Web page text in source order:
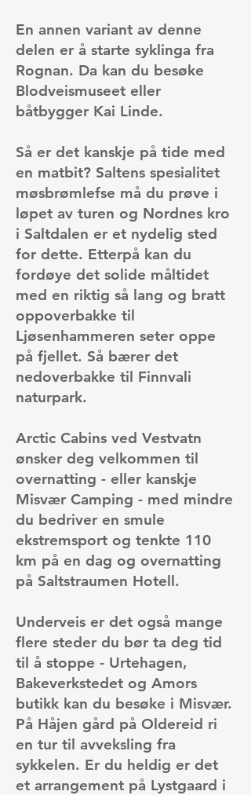
En annen variant av denne
delen er å starte syklinga fra
Rognan. Da kan du besøke
Blodveismuseet eller
båtbygger Kai Linde.
Så er det kanskje på tide med
en matbit? Saltens spesialitet
møsbrømlefse må du prøve i
løpet av turen og Nordnes kro
i Saltdalen er et nydelig sted
for dette. Etterpå kan du
fordøye det solide måltidet
med en riktig så lang og bratt
oppoverbakke til
Ljøsenhammeren seter oppe
på fjellet. Så bærer det
nedoverbakke til Finnvali
naturpark.
Arctic Cabins ved Vestvatn
ønsker deg velkommen til
overnatting - eller kanskje
Misvær Camping - med mindre
du bedriver en smule
ekstremsport og tenkte 110
km på en dag og overnatting
på Saltstraumen Hotell.
Underveis er det også mange
flere steder du bør ta deg tid
til å stoppe - Urtehagen,
Bakeverkstedet og Amors
butikk kan du besøke i Misvær.
På Håjen gård på Oldereid ri
en tur til avveksling fra
sykkelen. Er du heldig er det
et arrangement på Lystgaard i